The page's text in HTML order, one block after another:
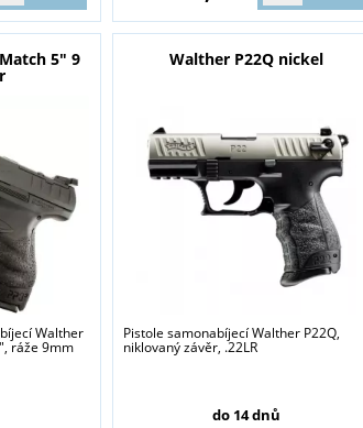
5" 9
Walther
ráže 9mm
Walther P22Q nickel
Pistole samonabíjecí Walther P22Q,
niklovaný závěr, .22LR
do 14 dnů